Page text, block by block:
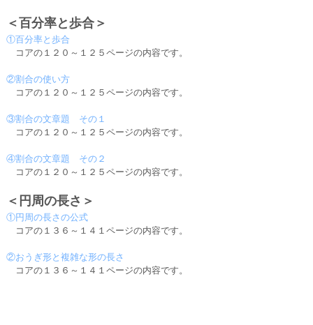
＜百分率と歩合＞
①百分率と歩合
コアの１２０～１２５ページの内容です。
②割合の使い方
コアの１２０～１２５ページの内容です。
③割合の文章題 その１
コアの１２０～１２５ページの内容です。
④割合の文章題 その２
コアの１２０～１２５ページの内容です。
＜円周の長さ＞
①円周の長さの公式
コアの１３６～１４１ページの内容です。
②おうぎ形と複雑な形の長さ
コアの１３６～１４１ページの内容です。